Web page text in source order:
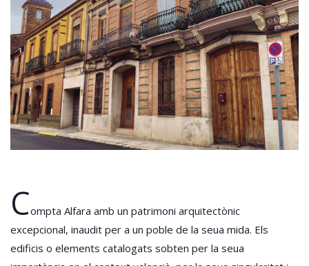
Compta Alfara amb un patrimoni arquitectònic
excepcional, inaudit per a un poble de la seua mida. Els
edificis o elements catalogats sobten per la seua